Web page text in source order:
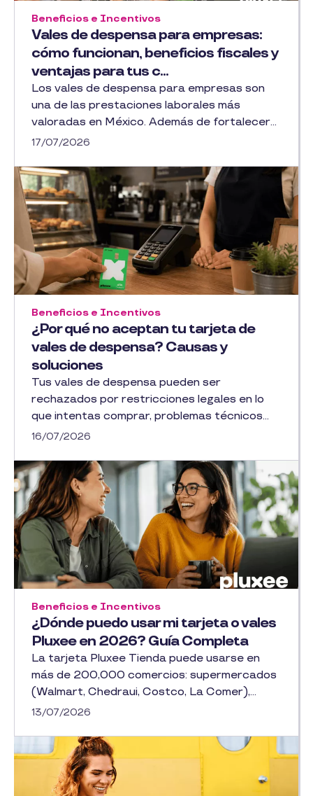
Vales de despensa para empresas:
cómo funcionan, beneficios fiscales y
ventajas para tus c...
Beneficios e Incentivos
Los vales de despensa para empresas son
una de las prestaciones laborales más
valoradas en México. Además de fortalecer...
17/07/2026
¿Por qué no aceptan tu tarjeta de
vales de despensa? Causas y
soluciones
Beneficios e Incentivos
Tus vales de despensa pueden ser
rechazados por restricciones legales en lo
que intentas comprar, problemas técnicos...
16/07/2026
¿Dónde puedo usar mi tarjeta o vales
Pluxee en 2026? Guía Completa
Beneficios e Incentivos
La tarjeta Pluxee Tienda puede usarse en
más de 200,000 comercios: supermercados
(Walmart, Chedraui, Costco, La Comer),...
13/07/2026